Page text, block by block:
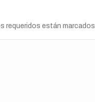
requeridos están marcados